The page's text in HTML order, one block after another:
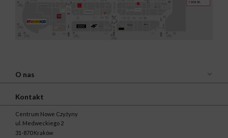
533039381
O nas
Kontakt
Centrum Nowe Czyżyny
ul. Medweckiego 2
31-870 Kraków